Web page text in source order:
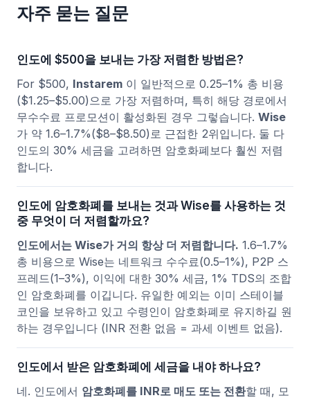
자주 묻는 질문
인도에 $500을 보내는 가장 저렴한 방법은?
For $500, Instarem 이 일반적으로 0.25–1% 총 비용
($1.25–$5.00)으로 가장 저렴하며, 특히 해당 경로에서
무수수료 프로모션이 활성화된 경우 그렇습니다. Wise
가 약 1.6–1.7%($8–$8.50)로 근접한 2위입니다. 둘 다
인도의 30% 세금을 고려하면 암호화폐보다 훨씬 저렴
합니다.
인도에 암호화폐를 보내는 것과 Wise를 사용하는 것
중 무엇이 더 저렴할까요?
인도에서는 Wise가 거의 항상 더 저렴합니다. 1.6–1.7%
총 비용으로 Wise는 네트워크 수수료(0.5–1%), P2P 스
프레드(1–3%), 이익에 대한 30% 세금, 1% TDS의 조합
인 암호화폐를 이깁니다. 유일한 예외는 이미 스테이블
코인을 보유하고 있고 수령인이 암호화폐로 유지하길 원
하는 경우입니다 (INR 전환 없음 = 과세 이벤트 없음).
인도에서 받은 암호화폐에 세금을 내야 하나요?
네. 인도에서 암호화폐를 INR로 매도 또는 전환할 때, 모